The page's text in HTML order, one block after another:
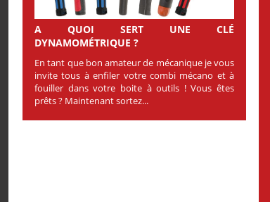
A QUOI SERT UNE CLÉ
DYNAMOMÉTRIQUE ?
En tant que bon amateur de mécanique je vous
invite tous à enfiler votre combi mécano et à
fouiller dans votre boite à outils ! Vous êtes
prêts ? Maintenant sortez...